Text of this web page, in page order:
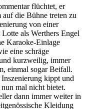
flüchtet, er
auf die Bühne treten zu
von einer
als Werthers Engel
Karaoke-Einlage
eine schräge
kurzweilig, immer
einmal sogar Beifall.
kippt und
mal nicht bietet.
dann immer weiter in
Kleidung